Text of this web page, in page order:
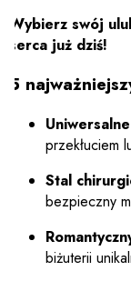
Wybierz swój
serca już dziś!
5
przekłuciem
Stal
bezpieczny
biżuterii